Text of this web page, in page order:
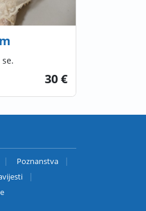
30 €
Poznanstva